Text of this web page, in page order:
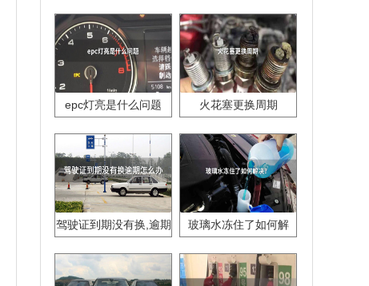
epc灯亮是什么问题 火花塞更换周期
驾驶证到期没有换,逾期
玻璃水冻住了如何解